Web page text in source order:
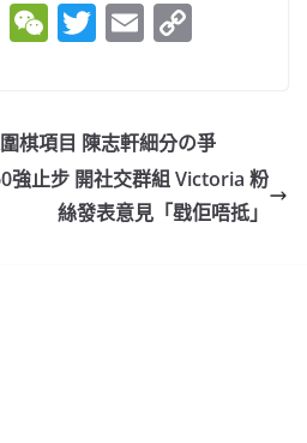
Li
n
W
e
h
at
T
w
er
E
m
l y
Li
n
棋項目 陳志軒細分の爭
強止步 開社交群組 Victoria 粉
絲發表意見「戥佢唔抵」